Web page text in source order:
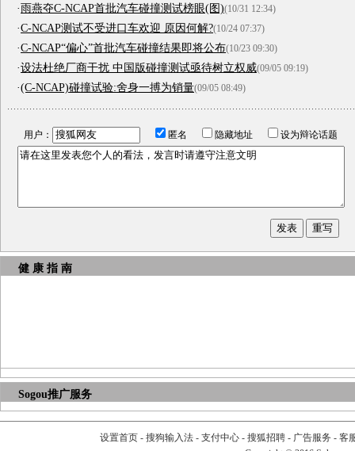
·雨燕夺C-NCAP首批汽车碰撞测试榜眼(图)(10/31 12:34)
·C-NCAP测试不受进口车欢迎 原因何解?(10/24 07:37)
·C-NCAP“偏心”首批汽车碰撞结果即将公布(10/23 09:30)
·设法杜绝厂商干扰 中国版碰撞测试亟待树立权威(09/05 09:19)
·(C-NCAP)碰撞试验:舍身一搏为销量(09/05 08:49)
用户： 匿名 隐藏地址 设为辩论话题
健 康 指 南
Sogou推广服务
设置首页- 搜狗输入法- 支付中心- 搜狐招聘- 广告服务 - 客